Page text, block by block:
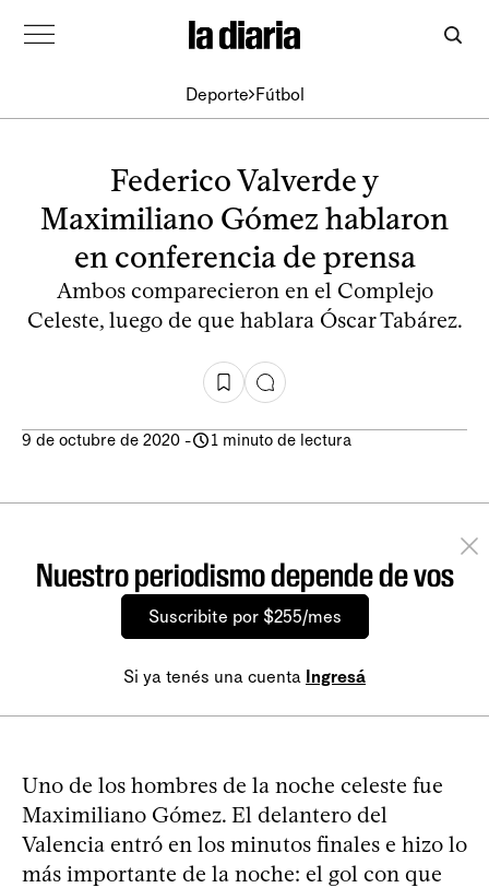
Deporte Fútbol
Federico Valverde y
Maximiliano Gómez hablaron
en conferencia de prensa
Ambos comparecieron en el Complejo
Celeste, luego de que hablara Óscar Tabárez.
9 de octubre de 2020 - 1 minuto de lectura
Nuestro periodismo depende de vos
Suscribite por $255/mes
Si ya tenés una cuenta Ingresá
Uno de los hombres de la noche celeste fue
Maximiliano Gómez. El delantero del
Valencia entró en los minutos finales e hizo lo
más importante de la noche: el gol con que